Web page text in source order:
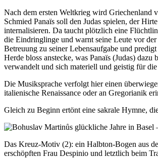
Nach dem ersten Weltkrieg wird Griechenland
Schmied Panaïs soll den Judas spielen, der
internalisieren. Da taucht plötzlich eine
die Eindringlinge und warnt seine Leute vor
Betreuung zu seiner Lebensaufgabe und
Herde bloss anstecke, was Panaïs (Judas)
verwandelt und sich materiell und geistig für
Die Musiksprache verfolgt hier einen
italienische Renaissance oder an Gregorianik
Gleich zu Beginn ertönt eine sakrale Hymne,
Das Kreuz-Motiv (2): ein Halbton-Bogen aus
erschöpften Frau Despinio und letztlich beim